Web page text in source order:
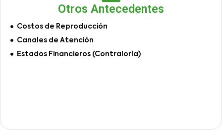
Otros Antecedentes
Costos de Reproducción
Canales de Atención
Estados Financieros (Contraloría)